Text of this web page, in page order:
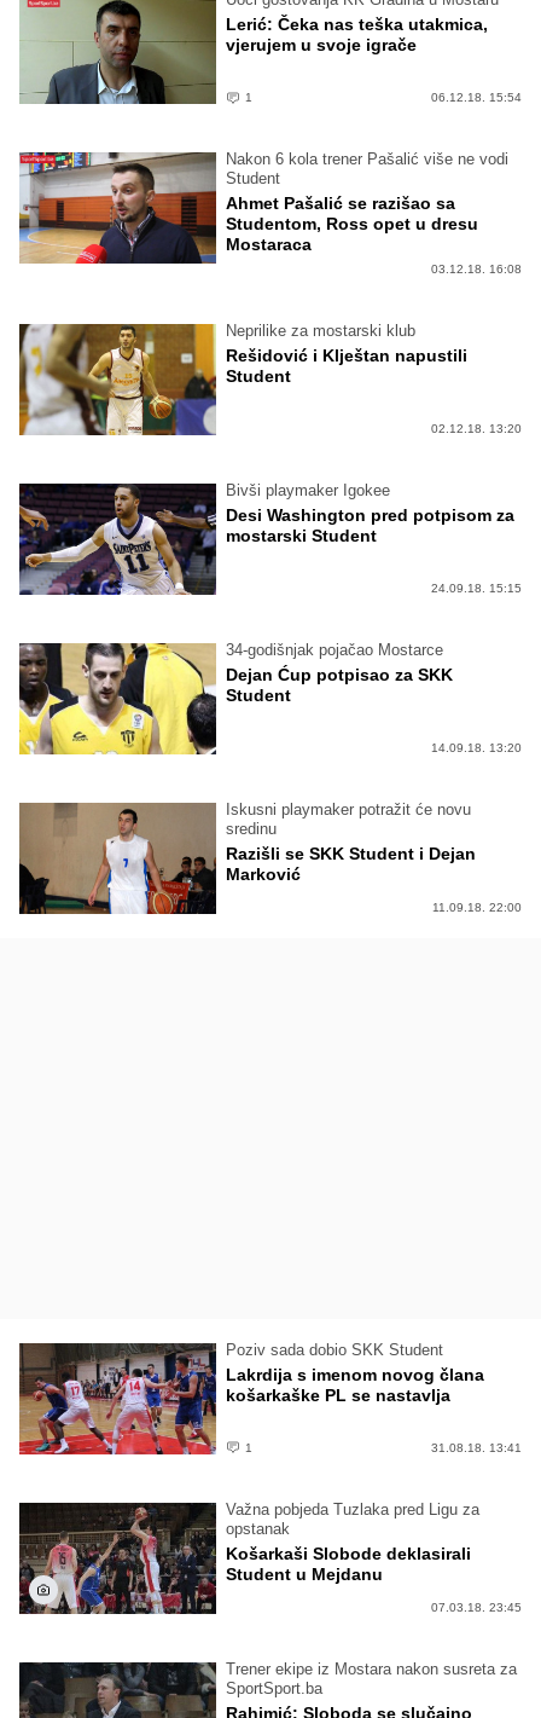
Lerić: Čeka nas teška utakmica,
vjerujem u svoje igrače
1 06.12.18. 15:54
Nakon 6 kola trener Pašalić više ne vodi
Student
Ahmet Pašalić se razišao sa
Studentom, Ross opet u dresu
Mostaraca
03.12.18. 16:08
Neprilike za mostarski klub
Rešidović i Klještan napustili
Student
02.12.18. 13:20
Bivši playmaker Igokee
Desi Washington pred potpisom za
mostarski Student
24.09.18. 15:15
34-godišnjak pojačao Mostarce
Dejan Ćup potpisao za SKK
Student
14.09.18. 13:20
Iskusni playmaker potražit će novu
sredinu
Razišli se SKK Student i Dejan
Marković
11.09.18. 22:00
Poziv sada dobio SKK Student
Lakrdija s imenom novog člana
košarkaške PL se nastavlja
1 31.08.18. 13:41
Važna pobjeda Tuzlaka pred Ligu za
opstanak
Košarkaši Slobode deklasirali
Student u Mejdanu
07.03.18. 23:45
Trener ekipe iz Mostara nakon susreta za
SportSport.ba
Rahimić: Sloboda se slučajno